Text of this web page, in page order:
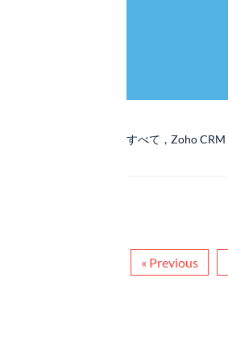
すべて , Zoho CRM
« Previous